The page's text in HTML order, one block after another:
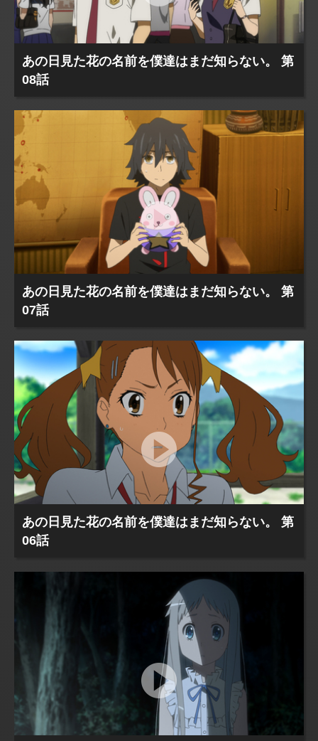
あの日見た花の名前を僕達はまだ知らない。 第
08話
あの日見た花の名前を僕達はまだ知らない。 第
07話
あの日見た花の名前を僕達はまだ知らない。 第
06話